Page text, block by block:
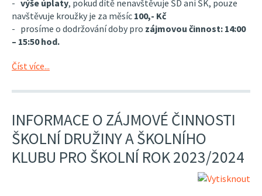
- výše úplaty, pokud dítě nenavštěvuje ŠD ani ŠK, pouze
navštěvuje kroužky je za měsíc 100,- Kč
- prosíme o dodržování doby pro zájmovou činnost: 14:00
– 15:50 hod.
Číst více...
INFORMACE O ZÁJMOVÉ ČINNOSTI
ŠKOLNÍ DRUŽINY A ŠKOLNÍHO
KLUBU PRO ŠKOLNÍ ROK 2023/2024